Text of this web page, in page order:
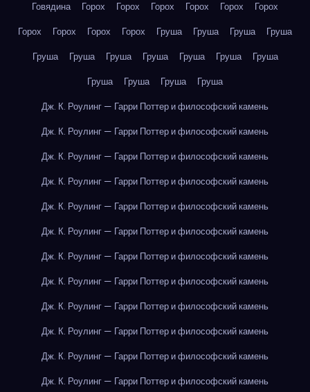
Говядина
Горох Горох Горох Горох Горох
Горох
Горох
Горох Горох Горох Груша Груша Груша
Груша
Груша
Груша Груша Груша Груша Груша
Груша
Груша
Груша Груша
Груша
Дж. К. Роулинг — Гарри Поттер и философский камень
Дж. К. Роулинг — Гарри Поттер и философский камень
Дж. К. Роулинг — Гарри Поттер и философский камень
Дж. К. Роулинг — Гарри Поттер и философский камень
Дж. К. Роулинг — Гарри Поттер и философский камень
Дж. К. Роулинг — Гарри Поттер и философский камень
Дж. К. Роулинг — Гарри Поттер и философский камень
Дж. К. Роулинг — Гарри Поттер и философский камень
Дж. К. Роулинг — Гарри Поттер и философский камень
Дж. К. Роулинг — Гарри Поттер и философский камень
Дж. К. Роулинг — Гарри Поттер и философский камень
Дж. К. Роулинг — Гарри Поттер и философский камень